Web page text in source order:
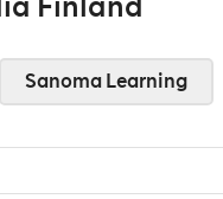
Sanoma Learning